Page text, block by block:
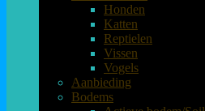
Honden
Katten
Reptielen
Vissen
Vogels
Aanbieding
Bodems